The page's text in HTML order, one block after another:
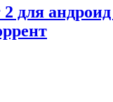
для андроид